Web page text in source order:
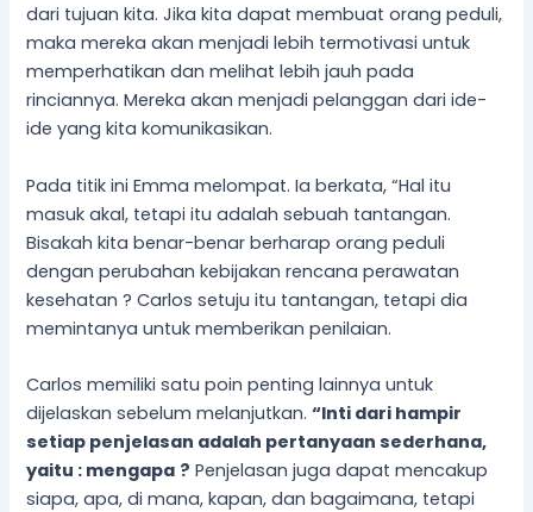
dari tujuan kita. Jika kita dapat membuat orang peduli,
maka mereka akan menjadi lebih termotivasi untuk
memperhatikan dan melihat lebih jauh pada
rinciannya. Mereka akan menjadi pelanggan dari ide-
ide yang kita komunikasikan.
Pada titik ini Emma melompat. Ia berkata, “Hal itu
masuk akal, tetapi itu adalah sebuah tantangan.
Bisakah kita benar-benar berharap orang peduli
dengan perubahan kebijakan rencana perawatan
kesehatan ? Carlos setuju itu tantangan, tetapi dia
memintanya untuk memberikan penilaian.
Carlos memiliki satu poin penting lainnya untuk
dijelaskan sebelum melanjutkan.“Inti dari hampir
setiap penjelasan adalah pertanyaan sederhana,
yaitu : mengapa ? Penjelasan juga dapat mencakup
siapa, apa, di mana, kapan, dan bagaimana, tetapi